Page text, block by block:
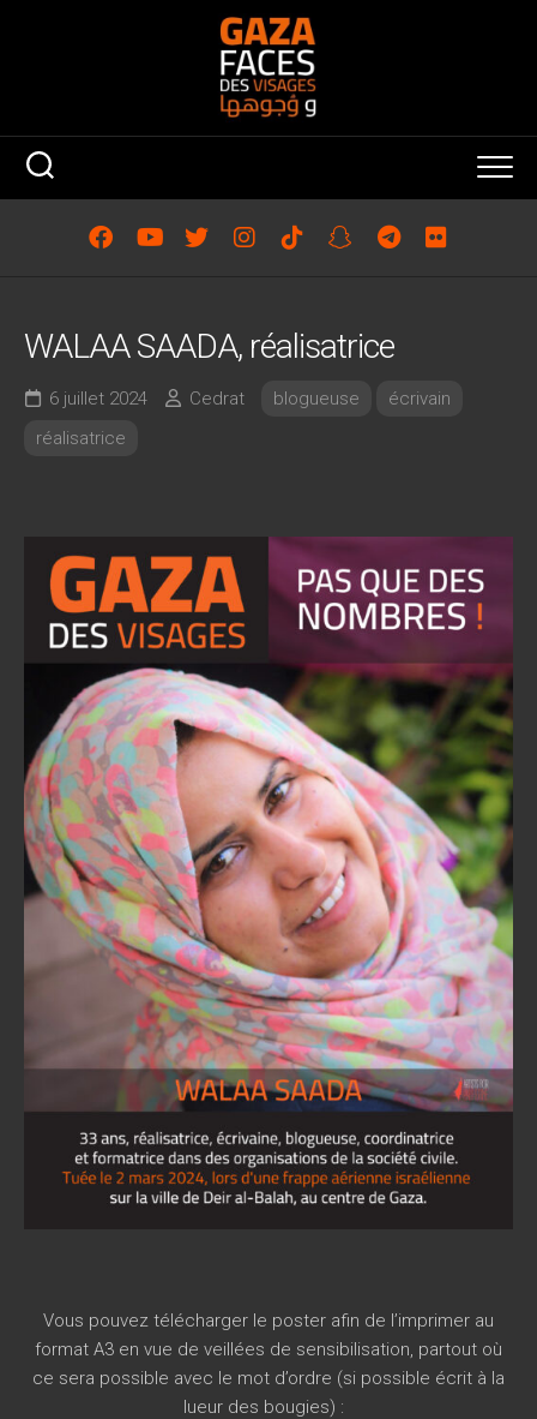
WALAA SAADA, réalisatrice
6 juillet 2024 Cedrat blogueuse
écrivain
réalisatrice
Vous pouvez télécharger le poster afin de l’imprimer au
format A3 en vue de veillées de sensibilisation, partout où
ce sera possible avec le mot d’ordre (si possible écrit à la
lueur des bougies) :